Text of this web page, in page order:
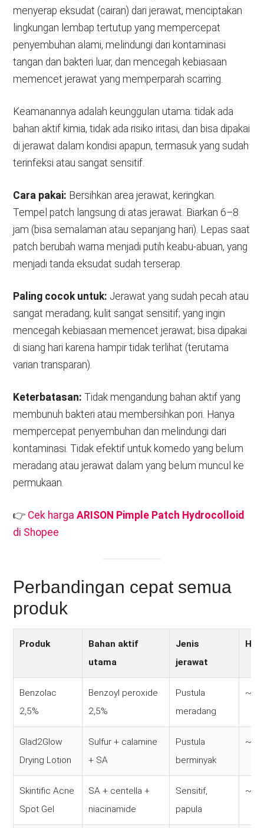
menyerap eksudat (cairan) dari jerawat, menciptakan
lingkungan lembap tertutup yang mempercepat
penyembuhan alami, melindungi dari kontaminasi
tangan dan bakteri luar, dan mencegah kebiasaan
memencet jerawat yang memperparah scarring.
Keamanannya adalah keunggulan utama: tidak ada
bahan aktif kimia, tidak ada risiko iritasi, dan bisa dipakai
di jerawat dalam kondisi apapun, termasuk yang sudah
terinfeksi atau sangat sensitif.
Cara pakai: Bersihkan area jerawat, keringkan.
Tempel patch langsung di atas jerawat. Biarkan 6–8
jam (bisa semalaman atau sepanjang hari). Lepas saat
patch berubah warna menjadi putih keabu-abuan, yang
menjadi tanda eksudat sudah terserap.
Paling cocok untuk: Jerawat yang sudah pecah atau
sangat meradang; kulit sangat sensitif; yang ingin
mencegah kebiasaan memencet jerawat; bisa dipakai
di siang hari karena hampir tidak terlihat (terutama
varian transparan).
Keterbatasan: Tidak mengandung bahan aktif yang
membunuh bakteri atau membersihkan pori. Hanya
mempercepat penyembuhan dan melindungi dari
kontaminasi. Tidak efektif untuk komedo yang belum
meradang atau jerawat dalam yang belum muncul ke
permukaan.
👉 Cek hargaARISON Pimple Patch Hydrocolloid
di Shopee
Perbandingan cepat semua
produk
Produk
Bahan aktif
utama
Jenis
jerawat
Benzolac
2,5%
Benzoyl peroxide
2,5%
Pustula
meradang
Glad2Glow
Drying Lotion
Sulfur + calamine
+ SA
Pustula
berminyak
Skintific Acne
Spot Gel
SA + centella +
niacinamide
Sensitif,
papula